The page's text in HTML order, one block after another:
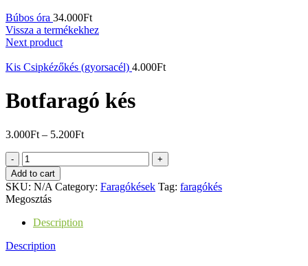
Búbos óra 34.000Ft
Vissza a termékekhez
Next product
Kis Csipkézőkés (gyorsacél) 4.000Ft
Botfaragó kés
3.000Ft – 5.200Ft
Botfaragó
kés
quantity
Add to cart
SKU: N/A Category: Faragókések Tag: faragókés
Megosztás
Description
Description